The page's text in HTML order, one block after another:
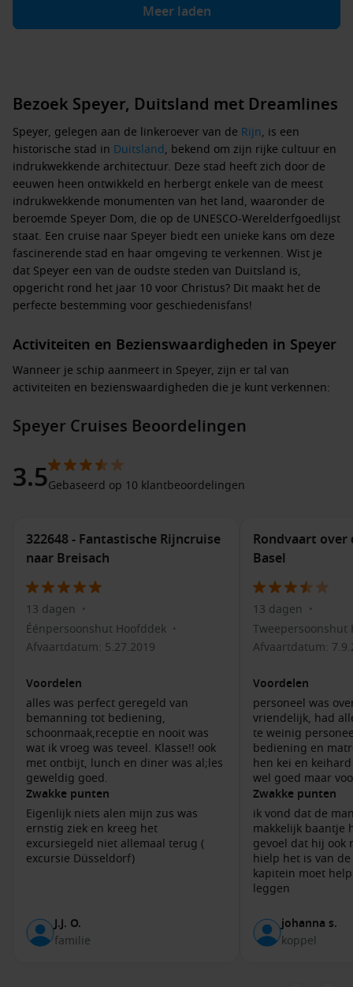
Meer laden
Bezoek Speyer, Duitsland met Dreamlines
Speyer, gelegen aan de linkeroever van de Rijn, is een
historische stad in Duitsland, bekend om zijn rijke cultuur en
indrukwekkende architectuur. Deze stad heeft zich door de
eeuwen heen ontwikkeld en herbergt enkele van de meest
indrukwekkende monumenten van het land, waaronder de
beroemde Speyer Dom, die op de UNESCO-Werelderfgoedlijst
staat. Een cruise naar Speyer biedt een unieke kans om deze
fascinerende stad en haar omgeving te verkennen. Wist je
dat Speyer een van de oudste steden van Duitsland is,
opgericht rond het jaar 10 voor Christus? Dit maakt het de
perfecte bestemming voor geschiedenisfans!
Activiteiten en Bezienswaardigheden in Speyer
Wanneer je schip aanmeert in Speyer, zijn er tal van
activiteiten en bezienswaardigheden die je kunt verkennen:
Bezoek de Speyer Dom:Deze imposante kathedraal,
Verwonder je over de prachtige architectuur en domein
binnenin.
de regio Rijnland-Palts, met interactieve tentoonstellingen
en fascinerende artefacten.
wandeling langs de Rijn en geniet van het uitzicht op het
water en de omliggende natuur.
Bezoek het Technik Museum:
Dit museum biedt een
boeiende collectie van historische voertuigen, vliegtuigen
Proef lokale wijnen:
Geniet van een wijnproeverij in een
van de nabijgelegen wijngaarden. De regio staat bekend
om zijn kwaliteitswijnen die perfect samengaan met de
lokale keuken.
Buienhavens voor en na Speyer
Tijdens je cruise naar Speyer kunnen ook deze havens
worden bezocht:
Basel, Zwitserland:Een levendige stad die bekend staat
om zijn kunst en geschiedenis. Bezoek het Fondation
Rüdesheim
Deze pittoreske stad is beroemd
om zijn wijngaarden en de beroemde Drosselgasse vol met
Speyer Cruises Beoordelingen
3.5Gebaseerd op 10 klantbeoordelingen
322648 - Fantastische Rijncruise
naar Breisach
13 dagen •
Éénpersoonshut Hoofddek •
Afvaartdatum: 5.27.2019
Voordelen
alles was perfect geregeld van
bemanning tot bediening,
schoonmaak,receptie en nooit was
wat ik vroeg was teveel. Klasse!! ook
met ontbijt, lunch en diner was al;les
geweldig goed.
Zwakke punten
Eigenlijk niets alen mijn zus was
ernstig ziek en kreeg het
excursiegeld niet allemaal terug (
excursie Düsseldorf)
J.J. O.
familie
Rondvaart
Basel
13 dagen •
Tweepersoonshut
Afvaartdatum:
Voordelen
personeel was
vriendelijk, had
te weinig
bediening en
hen kei en
wel goed maar
Zwakke punten
ik vond dat de
makkelijk baantje
gevoel dat hij ook
hielp het is van
kapitein moet
leggen
johanna s.
koppel